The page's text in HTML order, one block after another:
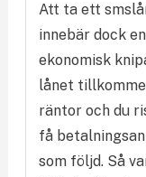
Att ta ett
innebär dock
ekonomisk
lånet
räntor och du
få
som följd. Så